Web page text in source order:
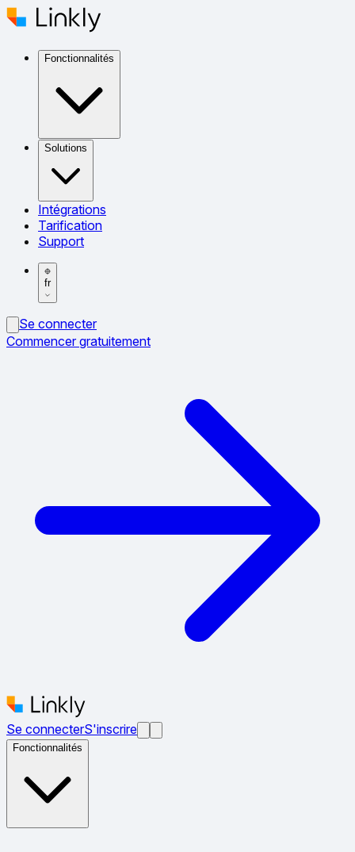
Fonctionnalités
Solutions
Intégrations
Tarification
Support
fr
Se connecter
Commencer gratuitement
Se connecterS'inscrire
Fonctionnalités